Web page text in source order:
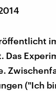
Das
("Ich